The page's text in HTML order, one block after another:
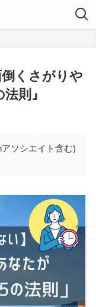
くさがりや
則』
ソシエイト含む)